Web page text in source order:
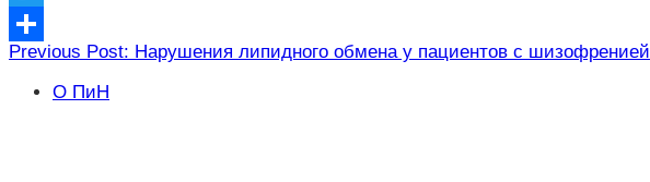
Twitter
Отправить
Навигация
по
Previous Post: Нарушения липидного обмена у пациентов с шизофренией
О ПиН